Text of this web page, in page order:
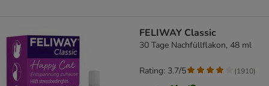
FELIWAY Classic
30 Tage Nachfüllflakon, 48 ml
Rating: 3.7/5 (1910)